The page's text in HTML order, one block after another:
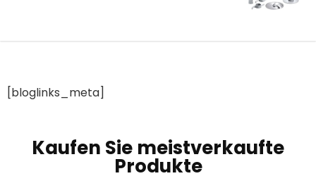
[bloglinks_meta]
Kaufen Sie meistverkaufte
Produkte